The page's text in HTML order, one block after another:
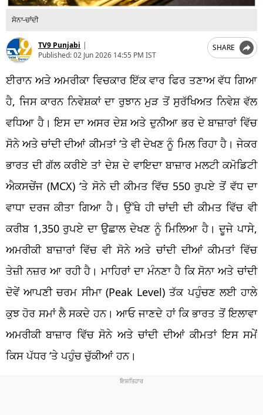
ਸੋਨਾ-ਚਾਂਦੀ
TV9 Punjabi |
Published:02 Jun 2026 14:55 PM IST
SHARE
ਈਰਾਨ ਅਤੇ ਅਮਰੀਕਾ ਵਿਚਕਾਰ ਇੱਕ ਵਾਰ ਫਿਰ ਤਣਾਅ ਵੱਧ ਗਿਆ
ਹੈ, ਜਿਸ ਕਾਰਨ ਨਿਵੇਸ਼ਕਾਂ ਦਾ ਰੁਝਾਨ ਮੁੜ ਤੋਂ ਸੁਰੱਖਿਅਤ ਨਿਵੇਸ਼ ਵੱਲ
ਵਧਿਆ ਹੈ। ਇਸ ਦਾ ਅਸਰ ਦੇਸ਼ ਅਤੇ ਦੁਨੀਆ ਭਰ ਦੇ ਬਾਜ਼ਾਰਾਂ ਵਿੱਚ
ਸੋਨੇ ਅਤੇ ਚਾਂਦੀ ਦੀਆਂ ਕੀਮਤਾਂ ‘ਤੇ ਵੀ ਦੇਖਣ ਨੂੰ ਮਿਲ ਰਿਹਾ ਹੈ। ਜੇਕਰ
ਭਾਰਤ ਦੀ ਗੱਲ ਕਰੀਏ ਤਾਂ ਦੇਸ਼ ਦੇ ਵਾਇਦਾ ਬਾਜ਼ਾਰ ਮਲਟੀ ਕਮੋਡਿਟੀ
ਐਕਸਚੇਂਜ (MCX) ‘ਤੇ ਸੋਨੇ ਦੀ ਕੀਮਤ ਵਿੱਚ 550 ਰੁਪਏ ਤੋਂ ਵੱਧ ਦਾ
ਵਾਧਾ ਦਰਜ ਕੀਤਾ ਗਿਆ ਹੈ। ਉੱਥੇ ਹੀ ਚਾਂਦੀ ਦੀ ਕੀਮਤ ਵਿੱਚ ਵੀ
ਕਰੀਬ 1,350 ਰੁਪਏ ਦਾ ਉਛਾਲ ਦੇਖਣ ਨੂੰ ਮਿਲਿਆ ਹੈ। ਦੂਜੇ ਪਾਸੇ,
ਅਮਰੀਕੀ ਬਾਜ਼ਾਰਾਂ ਵਿੱਚ ਵੀ ਸੋਨੇ ਅਤੇ ਚਾਂਦੀ ਦੀਆਂ ਕੀਮਤਾਂ ਵਿੱਚ
ਤੇਜ਼ੀ ਨਜ਼ਰ ਆ ਰਹੀ ਹੈ। ਮਾਹਿਰਾਂ ਦਾ ਮੰਨਣਾ ਹੈ ਕਿ ਸੋਨਾ ਅਤੇ ਚਾਂਦੀ
ਦੋਵੇਂ ਆਪਣੀ ਚਰਮ ਸੀਮਾ (Peak Level) ਤੱਕ ਪਹੁੰਚਣ ਲਈ ਹਾਲੇ
ਕੁਝ ਹੋਰ ਸਮਾਂ ਲੈ ਸਕਦੇ ਹਨ। ਆਓ ਜਾਣਦੇ ਹਾਂ ਕਿ ਭਾਰਤ ਤੋਂ ਇਲਾਵਾ
ਅਮਰੀਕੀ ਬਾਜ਼ਾਰ ਵਿੱਚ ਸੋਨੇ ਅਤੇ ਚਾਂਦੀ ਦੀਆਂ ਕੀਮਤਾਂ ਇਸ ਸਮੇਂ
ਕਿਸ ਪੱਧਰ ‘ਤੇ ਪਹੁੰਚ ਚੁੱਕੀਆਂ ਹਨ।